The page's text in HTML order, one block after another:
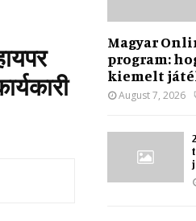
Magyar
program:
kiemelt
August 7, 2026